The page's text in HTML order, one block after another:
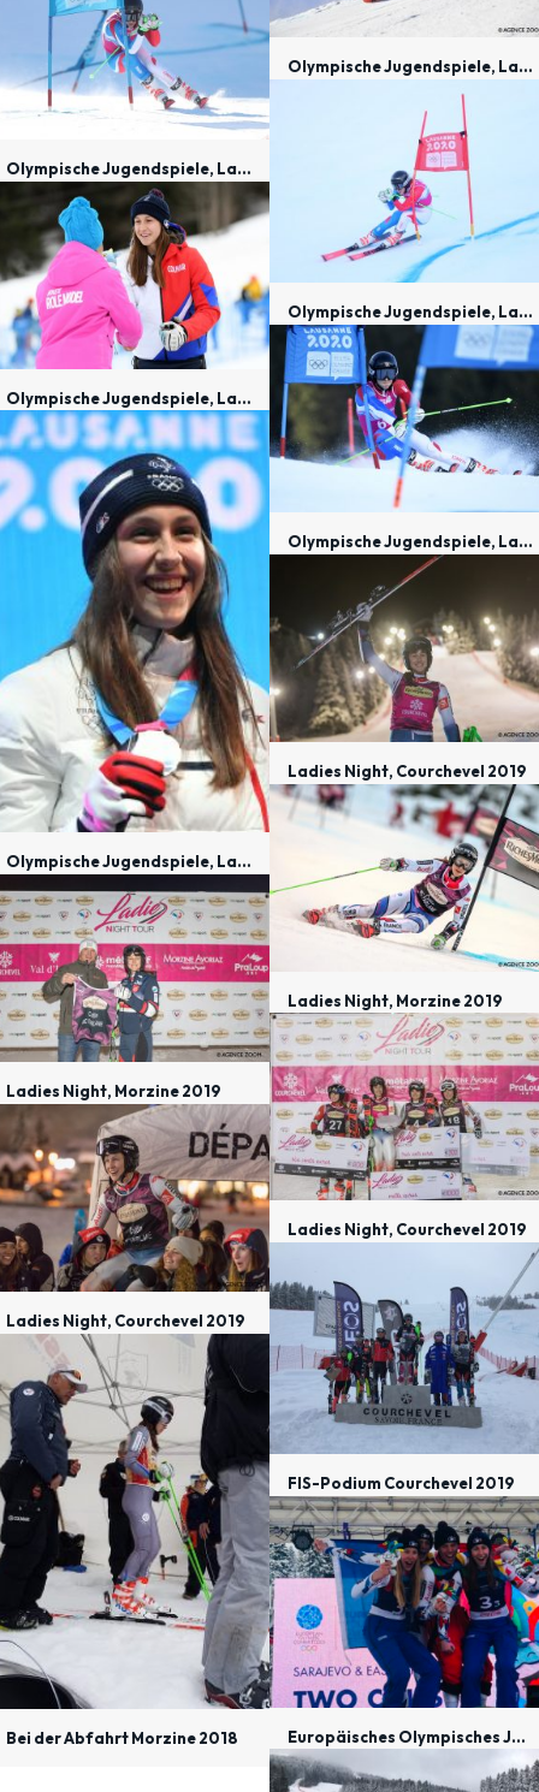
Olympische Jugendspiele, Lausanne 2020
Olympische Jugendspiele, Lausanne 2020
Olympische Jugendspiele, Lausanne 2020
Olympische Jugendspiele, Lausanne 2020
Olympische Jugendspiele, Lausanne 2020
Olympische Jugendspiele, Lausanne 2020
Ladies Night, Courchevel 2019
Ladies Night, Morzine 2019
Ladies Night, Morzine 2019
Ladies Night, Courchevel 2019
Ladies Night, Courchevel 2019
FIS-Podium Courchevel 2019
Bei der Abfahrt Morzine 2018 Europäisches Olympisches Jugendfestival, Sarajevo 2019